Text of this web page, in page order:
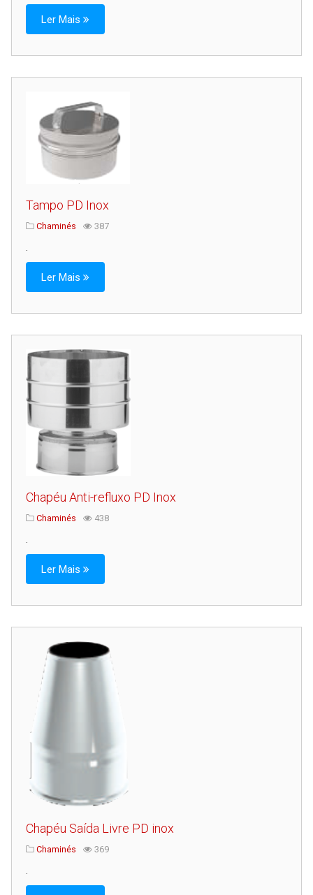
Ler Mais
Tampo PD Inox
Chaminés 387
.
Ler Mais
Chapéu Anti-refluxo PD Inox
Chaminés 438
Ler Mais
Chapéu Saída Livre PD inox
Chaminés 369